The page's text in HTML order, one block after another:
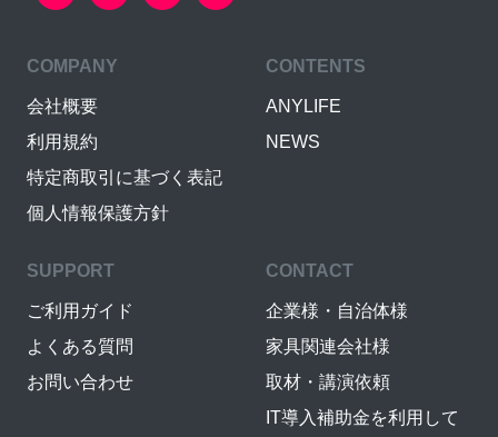
COMPANY
会社概要
利用規約
特定商取引に基づく表記
個人情報保護方針
CONTENTS
ANYLIFE
NEWS
SUPPORT
ご利用ガイド
よくある質問
お問い合わせ
CONTACT
企業様・自治体様
家具関連会社様
取材・講演依頼
IT導入補助金を利用して